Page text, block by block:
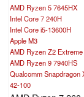
AMD Ryzen 5 7645HX
Intel Core 7 240H
Intel Core i5-13600H
Apple M3
AMD Ryzen Z2 Extreme
AMD Ryzen 9 7940HS
Qualcomm Snapdragon
42-100